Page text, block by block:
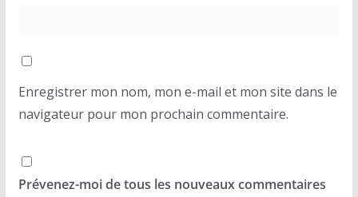
Enregistrer mon nom, mon e-mail et mon site dans le
navigateur pour mon prochain commentaire.
Prévenez-moi de tous les nouveaux commentaires